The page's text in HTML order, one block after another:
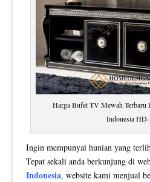
Harga Bufet TV Mewah Terbaru
Indonesia HD-
Ingin mempunyai hunian yang
Tepat sekali anda berkunjung di
Indonesia, website kami menjual